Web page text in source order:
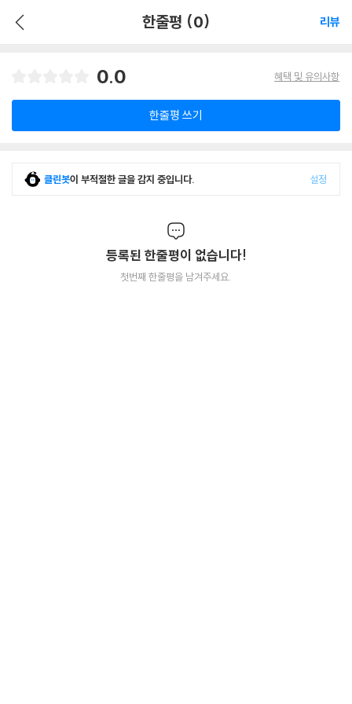
한줄평 (0) 리뷰
0.0 혜택 및 유의사항
한줄평 쓰기
클린봇이 부적절한 글을 감지 중입니다. 설정
등록된 한줄평이 없습니다!
첫번째 한줄평을 남겨주세요.